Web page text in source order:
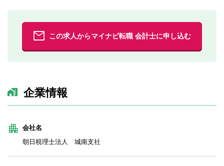
この求人からマイナビ転職 会計士に申し込む
企業情報
会社名
朝日税理士法人 城南支社